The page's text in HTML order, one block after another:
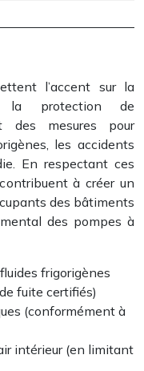
l’accent sur la
la protection de
des mesures pour
les accidents
En respectant ces
à créer un
des bâtiments
des pompes à
frigorigènes
fuite certifiés)
(conformément à
intérieur (en limitant